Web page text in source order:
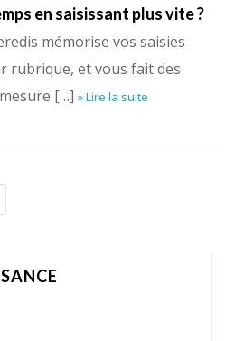
en saisissant plus vite ?
mémorise vos saisies
rubrique, et vous fait des
[…] » Lire la suite